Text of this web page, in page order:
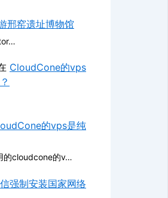
邢窑遗址博物馆
CloudCone的vps
的vps是纯
的cloudcone的v…
强制安装国家网络